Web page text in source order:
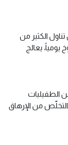
الكثير من
يومياً، يعالج
الطفيليات
من الإرهاق